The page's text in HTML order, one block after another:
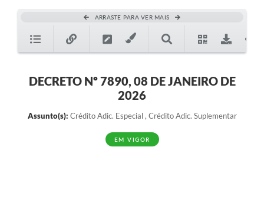
ARRASTE PARA VER MAIS
DECRETO Nº 7890, 08 DE JANEIRO DE
2026
Assunto(s): Crédito Adic. Especial , Crédito Adic. Suplementar
EM VIGOR